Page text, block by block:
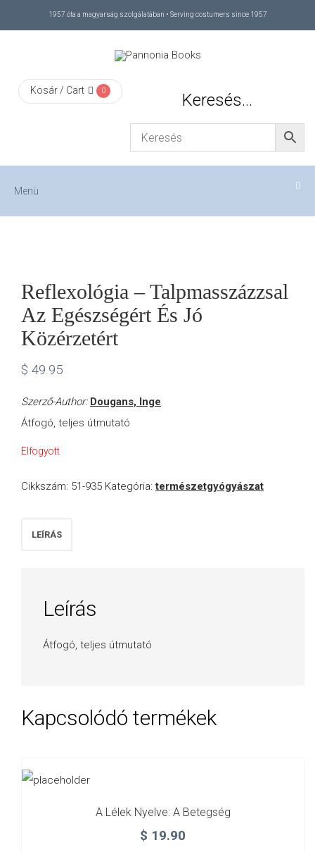
1957 óta a magyarság szolgálatában • Serving costumers since 1957
Kosár / Cart 0 Keresés…
Menü
US
CHECKOUT
Reflexológia – Talpmasszázzsal
Az Egészségért És Jó
Közérzetért
$ 49.95
Szerző-Author: Dougans, Inge
Átfogó, teljes útmutató
Elfogyott
Cikkszám: 51-935 Kategória:természetgyógyászat
LEÍRÁS
Leírás
Átfogó, teljes útmutató
Kapcsolódó termékek
A Lélek Nyelve: A Betegség
$ 19.90